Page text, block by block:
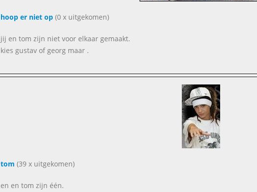
hoop er niet op(0 x uitgekomen)
jij en tom zijn niet voor elkaar gemaakt.
kies gustav of georg maar .
tom (39 x uitgekomen)
en en tom zijn één.